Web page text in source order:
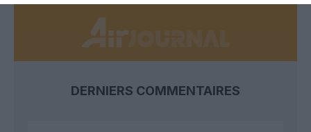
DERNIERS COMMENTAIRES